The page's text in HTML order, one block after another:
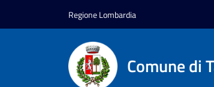
Regione Lombardia
Comune di